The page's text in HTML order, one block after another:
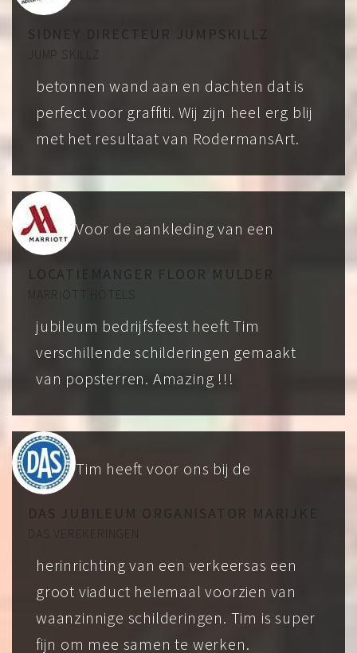
SIDNEY DIRECTEUR JUMPSKILLZ
JUMP SKILLZ
betonnen wand aan en dachten dat is
perfect voor graffiti. Wij zijn heel erg blij
met het resultaat van RodermansArt.
LOCATIEMANGER FLOOR MULDER
MARRIOTT HOTELS
Voor de aankleding van een
jubileum bedrijfsfeest heeft Tim
verschillende schilderingen gemaakt
van popsterren. Amazing !!!
DAS JUBILEUM ORGANISATOR MARIJKE
DAS VEREKERINGEN
Tim heeft voor ons bij de
herinrichting van een verkeersas een
groot viaduct helemaal voorzien van
waanzinnige schilderingen. Tim is super
fijn om mee samen te werken.